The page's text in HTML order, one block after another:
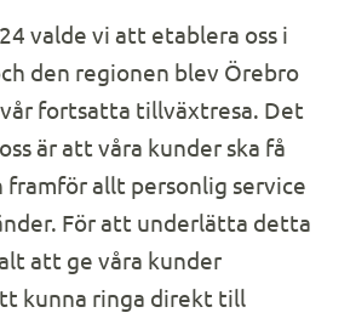
valde vi att etablera oss i
den regionen blev Örebro
vår fortsatta tillväxtresa. Det
är att våra kunder ska få
framför allt personlig service
För att underlätta detta
att ge våra kunder
kunna ringa direkt till